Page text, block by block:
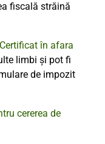
fiscală străină
Certificat în afara
limbi și pot fi
de impozit
cererea de